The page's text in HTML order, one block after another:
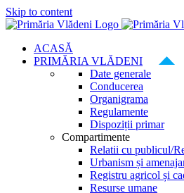
Skip to content
ACASĂ
PRIMĂRIA VLĂDENI
Date generale
Conducerea
Organigrama
Regulamente
Dispoziții primar
Compartimente
Relatii cu publicul/
Urbanism și
Registru agricol și
Resurse umane